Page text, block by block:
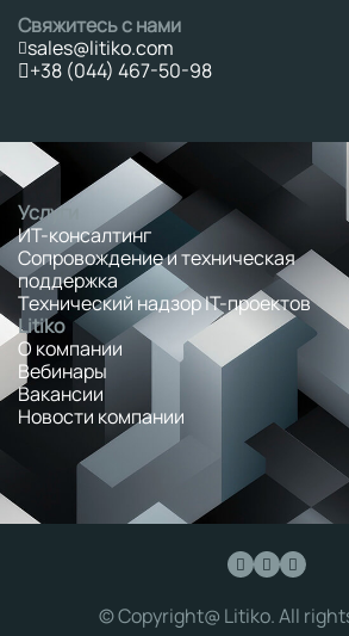
Свяжитесь с нами
sales@litiko.com
+38 (044) 467-50-98
Услуги
ИТ-консалтинг
Сопровождение и техническая
поддержка
Технический надзор IT-проектов
Litiko
О компании
Вебинары
Вакансии
Новости компании
© Copyright@ Litiko. All